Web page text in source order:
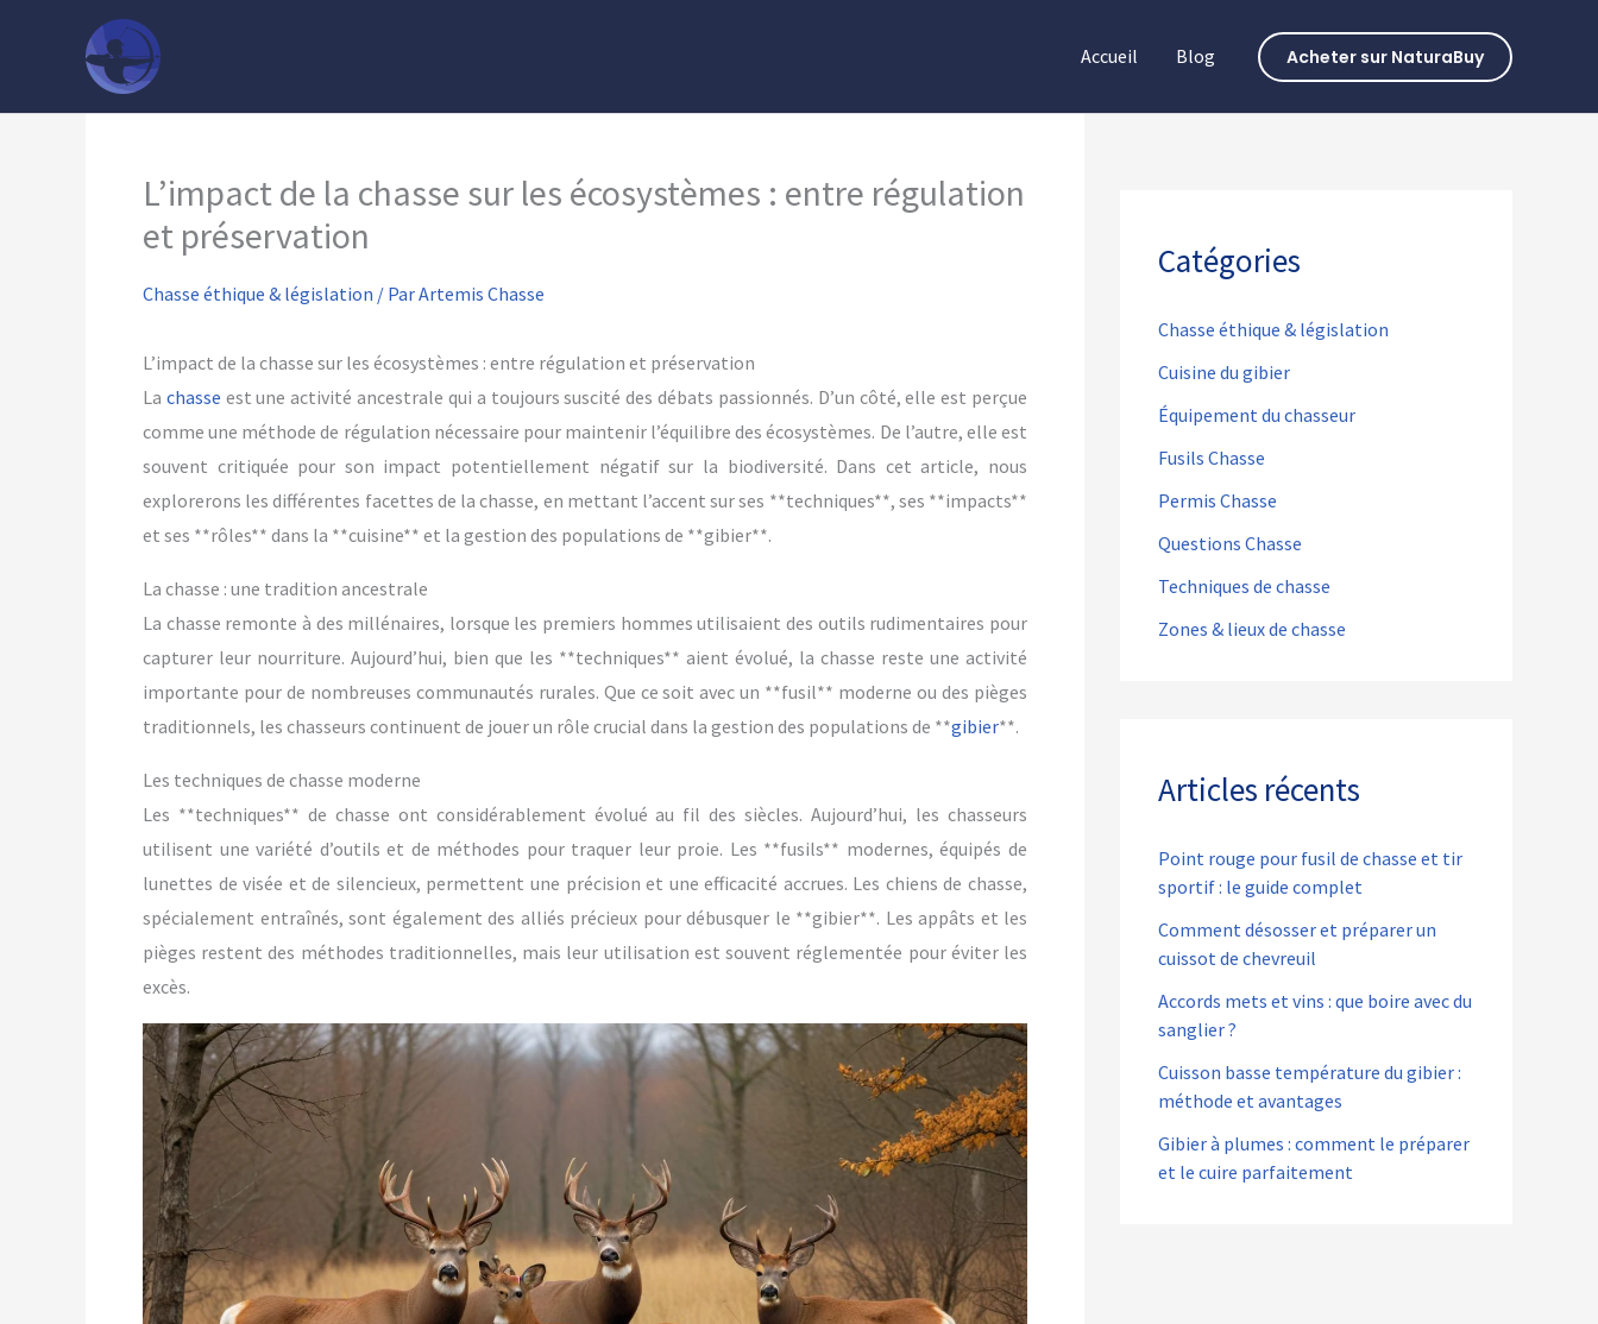
Accueil Blog Acheter sur NaturaBuy
L’impact de la chasse sur les écosystèmes : entre régulation
et préservation
Chasse éthique & législation / ParArtemis Chasse
L’impact de la chasse sur les écosystèmes : entre régulation et préservation
La chasse est une activité ancestrale qui a toujours suscité des débats passionnés. D’un côté, elle est perçue
comme une méthode de régulation nécessaire pour maintenir l’équilibre des écosystèmes. De l’autre, elle est
souvent critiquée pour son impact potentiellement négatif sur la biodiversité. Dans cet article, nous
explorerons les différentes facettes de la chasse, en mettant l’accent sur ses **techniques**, ses **impacts**
et ses **rôles** dans la **cuisine** et la gestion des populations de **gibier**.
La chasse : une tradition ancestrale
La chasse remonte à des millénaires, lorsque les premiers hommes utilisaient des outils rudimentaires pour
capturer leur nourriture. Aujourd’hui, bien que les **techniques** aient évolué, la chasse reste une activité
importante pour de nombreuses communautés rurales. Que ce soit avec un **fusil** moderne ou des pièges
traditionnels, les chasseurs continuent de jouer un rôle crucial dans la gestion des populations de **gibier**.
Les techniques de chasse moderne
Les **techniques** de chasse ont considérablement évolué au fil des siècles. Aujourd’hui, les chasseurs
utilisent une variété d’outils et de méthodes pour traquer leur proie. Les **fusils** modernes, équipés de
lunettes de visée et de silencieux, permettent une précision et une efficacité accrues. Les chiens de chasse,
spécialement entraînés, sont également des alliés précieux pour débusquer le **gibier**. Les appâts et les
pièges restent des méthodes traditionnelles, mais leur utilisation est souvent réglementée pour éviter les
excès.
Catégories
Chasse éthique & législation
Cuisine du gibier
Équipement du chasseur
Fusils Chasse
Permis Chasse
Questions Chasse
Techniques de chasse
Zones & lieux de chasse
Articles récents
Point rouge pour fusil de chasse et tir
sportif : le guide complet
Comment désosser et préparer un
cuissot de chevreuil
Accords mets et vins : que boire avec du
sanglier ?
Cuisson basse température du gibier :
méthode et avantages
Gibier à plumes : comment le préparer
et le cuire parfaitement